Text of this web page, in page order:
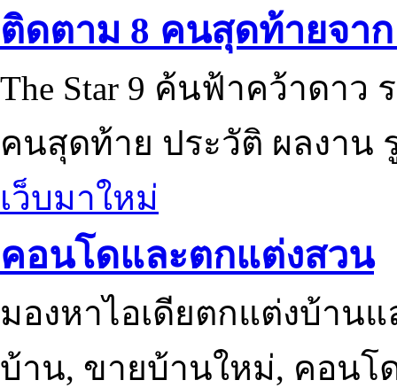
ติดตาม 8 คนสุดท้ายจาก
The Star 9 ค้นฟ้าคว้าดาว
คนสุดท้าย ประวัติ ผลงาน
เว็บมาใหม่
คอนโดและตกแต่งสวน
มองหาไอเดียตกแต่งบ้าน
บ้าน, ขายบ้านใหม่, คอนโ